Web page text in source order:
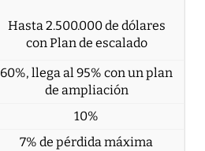
Hasta 2.500.000 de dólares
con Plan de escalado
60%, llega al 95% con un plan
de ampliación
10%
7% de pérdida máxima